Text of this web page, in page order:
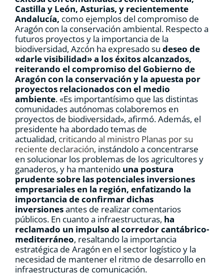
Castilla y León, Asturias, y recientemente
Andalucía, como ejemplos del compromiso de
Aragón con la conservación ambiental. Respecto a
futuros proyectos y la importancia de la
biodiversidad, Azcón ha expresado su deseo de
«darle visibilidad» a los éxitos alcanzados,
reiterando el compromiso del Gobierno de
Aragón con la conservación y la apuesta por
proyectos relacionados con el medio
ambiente. «Es importantísimo que las distintas
comunidades autónomas colaboremos en
proyectos de biodiversidad», afirmó. Además, el
presidente ha abordado temas de
actualidad, criticando al ministro Planas por su
reciente declaración, instándolo a concentrarse
en solucionar los problemas de los agricultores y
ganaderos, y ha mantenido una postura
prudente sobre las potenciales inversiones
empresariales en la región, enfatizando la
importancia de confirmar dichas
inversionesantes de realizar comentarios
públicos. En cuanto a infraestructuras, ha
reclamado un impulso al corredor cantábrico-
mediterráneo, resaltando la importancia
estratégica de Aragón en el sector logístico y la
necesidad de mantener el ritmo de desarrollo en
infraestructuras de comunicación.